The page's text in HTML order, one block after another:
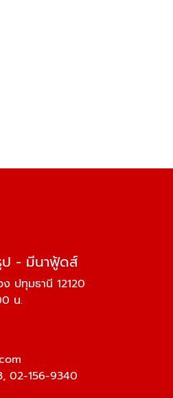
ป - มีนาฟู้ดส์
ปทุมธานี 12120
น.
, 02-156-9340